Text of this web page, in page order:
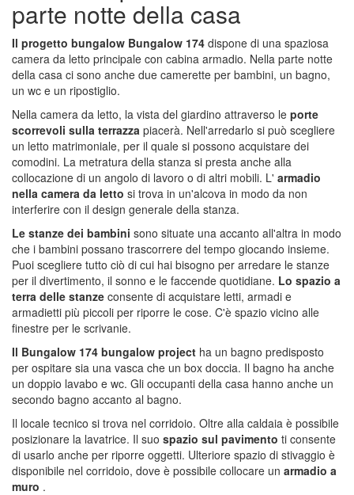
parte notte della casa
Il progetto bungalow Bungalow 174 dispone di una spaziosa
camera da letto principale con cabina armadio. Nella parte notte
della casa ci sono anche due camerette per bambini, un bagno,
un wc e un ripostiglio.
Nella camera da letto, la vista del giardino attraverso le porte
scorrevoli sulla terrazza piacerà. Nell'arredarlo si può scegliere
un letto matrimoniale, per il quale si possono acquistare dei
comodini. La metratura della stanza si presta anche alla
collocazione di un angolo di lavoro o di altri mobili. L' armadio
nella camera da letto si trova in un'alcova in modo da non
interferire con il design generale della stanza.
Le stanze dei bambini sono situate una accanto all'altra in modo
che i bambini possano trascorrere del tempo giocando insieme.
Puoi scegliere tutto ciò di cui hai bisogno per arredare le stanze
per il divertimento, il sonno e le faccende quotidiane. Lo spazio a
terra delle stanze consente di acquistare letti, armadi e
armadietti più piccoli per riporre le cose. C'è spazio vicino alle
finestre per le scrivanie.
Il Bungalow 174 bungalow project ha un bagno predisposto
per ospitare sia una vasca che un box doccia. Il bagno ha anche
un doppio lavabo e wc. Gli occupanti della casa hanno anche un
secondo bagno accanto al bagno.
Il locale tecnico si trova nel corridoio. Oltre alla caldaia è possibile
posizionare la lavatrice. Il suo spazio sul pavimento ti consente
di usarlo anche per riporre oggetti. Ulteriore spazio di stivaggio è
disponibile nel corridoio, dove è possibile collocare un armadio a
muro .